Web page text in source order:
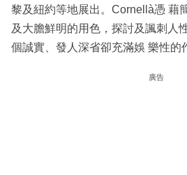
黎及紐約等地展出。Cornellà憑 藉
及大膽鮮明的用色，探討及諷刺人
個誠實、發人深省卻充滿娛 樂性的
廣告